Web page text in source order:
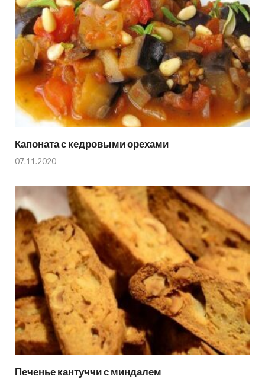
Капоната с кедровыми орехами
07.11.2020
Печенье кантуччи с миндалем